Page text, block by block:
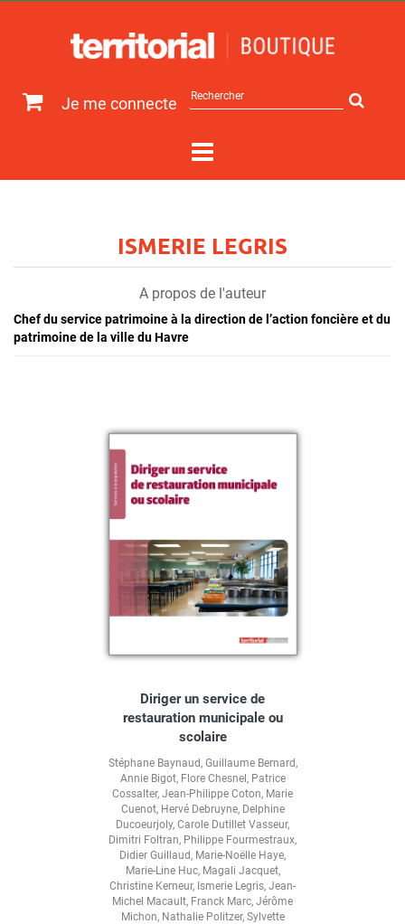
Je me connecte
sur
ISMERIE LEGRIS
A propos de l'auteur
Chef du service patrimoine à la direction de l’action foncière et du
patrimoine de la ville du Havre
Diriger un service de
restauration municipale ou
scolaire
Stéphane Baynaud, Guillaume Bernard,
Annie Bigot, Flore Chesnel, Patrice
Cossalter, Jean-Philippe Coton, Marie
Cuenot, Hervé Debruyne, Delphine
Ducoeurjoly, Carole Dutillet Vasseur,
Dimitri Foltran, Philippe Fourmestraux,
Didier Guillaud, Marie-Noëlle Haye,
Marie-Line Huc, Magali Jacquet,
Christine Kerneur, Ismerie Legris, Jean-
Michel Macault, Franck Marc, Jérôme
Michon, Nathalie Politzer, Sylvette